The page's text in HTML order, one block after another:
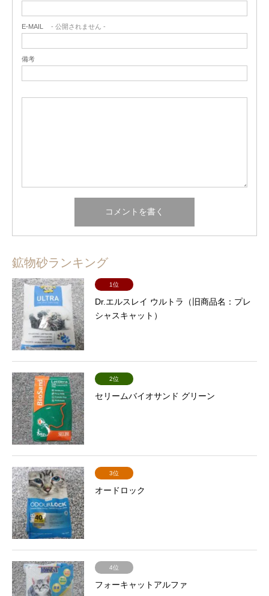
E-MAIL - 公開されません -
備考
鉱物砂ランキング
1位
Dr.エルスレイ ウルトラ（旧商品名：プレ
シャスキャット）
2位
セリームバイオサンド グリーン
3位
オードロック
4位
フォーキャットアルファ